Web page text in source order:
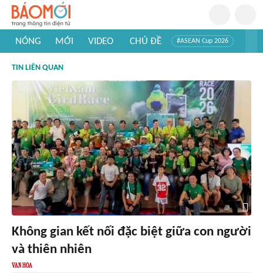
NÓNG MỚI VIDEO CHỦ ĐỀ #ASEAN Cup 2026
#Khám phá thế giới
TIN LIÊN QUAN
Không gian kết nối đặc biệt giữa con người
và thiên nhiên